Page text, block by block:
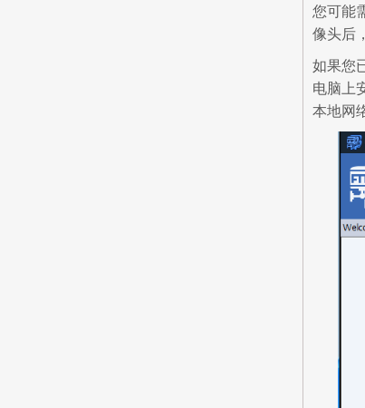
您可能
像头后
如果您
电脑上
本地网